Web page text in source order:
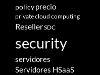
policyprecio
private cloud computing
ResellerSDC
security
servidores
Servidores HSaaS